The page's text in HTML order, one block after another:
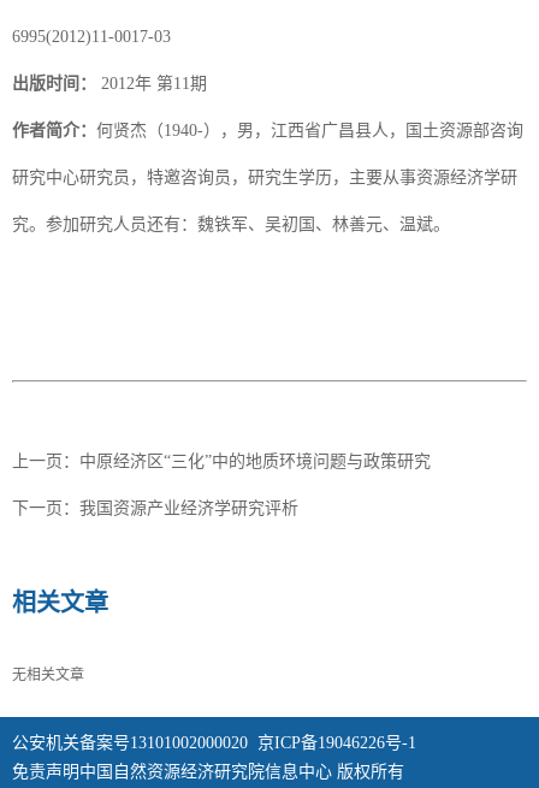
6995(2012)11-0017-03
出版时间： 2012年 第11期
作者简介： 何贤杰（1940-），男，江西省广昌县人，国土资源部咨询
研究中心研究员，特邀咨询员，研究生学历，主要从事资源经济学研
究。参加研究人员还有：魏铁军、吴初国、林善元、温斌。
上一页： 中原经济区“三化”中的地质环境问题与政策研究
下一页： 我国资源产业经济学研究评析
相关文章
无相关文章
公安机关备案号13101002000020 京ICP备19046226号-1
免责声明中国自然资源经济研究院信息中心 版权所有